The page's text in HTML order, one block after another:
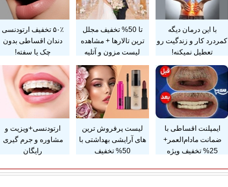
با این درمان دیگه
کمردرد کار و زندگیت رو
تعطیل نمیکنه!
تا 50% تخفیف مجلل
ترین تالارها + مشاهده
لیست مزون و آتلیه
۵۰٪ تخفیف ارتودنسی
دندان اقساطی بدون
چک یا سفته!
ایمپلنت اقساطی با
ضمانت مادام‌العمر+
25% تخفیف ویژه
لیست پرفروش ترین
های آرایشی بهداشتی با
50% تخفیف
ارتودنسی+ویزیت و
مشاوره و جرم گیری
رایگان